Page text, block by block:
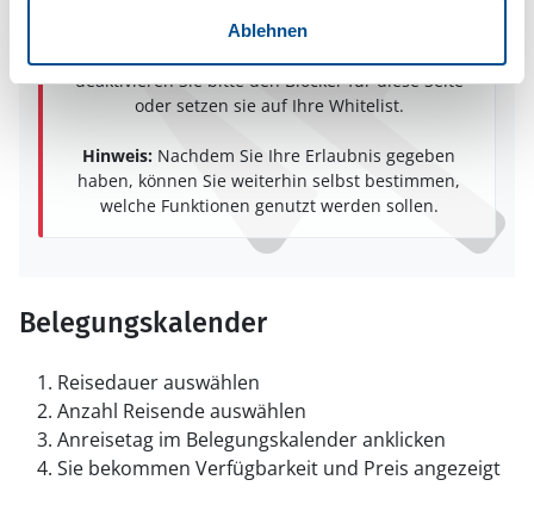
Ablehnen
Das Bereitstellen und Ausführen einiger
Funktionen wird dadurch auf dieser Seite
deaktivieren Sie bitte den Blocker für diese Seite
oder setzen sie auf Ihre Whitelist.
Hinweis: Nachdem Sie Ihre Erlaubnis gegeben
haben, können Sie weiterhin selbst bestimmen,
welche Funktionen genutzt werden sollen.
Belegungskalender
Reisedauer auswählen
Anzahl Reisende auswählen
Anreisetag im Belegungskalender anklicken
Sie bekommen Verfügbarkeit und Preis angezeigt